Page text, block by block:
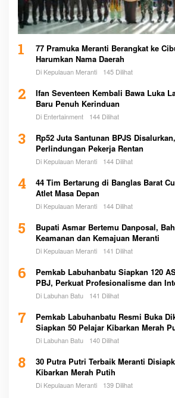
1
77 Pramuka Meranti Berangkat ke
Harumkan Nama Daerah
Di Kepulauan Meranti 145 Dilihat
2
Ifan Seventeen Kembali Bawa Luka
Baru Penuh Kerinduan
Di Entertainment 144 Dilihat
3
Rp52 Juta Santunan BPJS
Perlindungan Pekerja Rentan
Di Kepulauan Meranti 144 Dilihat
4
44 Tim Bertarung di Banglas Barat
Atlet Masa Depan
Di Kepulauan Meranti 144 Dilihat
5
Bupati Asmar Bertemu Danposal,
Keamanan dan Kemajuan Meranti
Di Kepulauan Meranti 141 Dilihat
6
Pemkab Labuhanbatu Siapkan 120
PBJ, Perkuat Profesionalisme dan
Pemerintah
Di Labuhan Batu 141 Dilihat
7
Pemkab Labuhanbatu Resmi Buka
Siapkan 50 Pelajar Kibarkan Merah
Di Labuhan Batu 140 Dilihat
8
30 Putra Putri Terbaik Meranti
Kibarkan Merah Putih
Di Kepulauan Meranti 139 Dilihat